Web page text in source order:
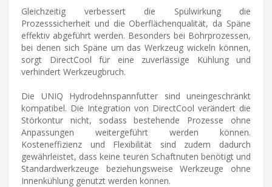
Gleichzeitig verbessert die Spülwirkung die
Prozesssicherheit und die Oberflächenqualität, da Späne
effektiv abgeführt werden. Besonders bei Bohrprozessen,
bei denen sich Späne um das Werkzeug wickeln können,
sorgt DirectCool für eine zuverlässige Kühlung und
verhindert Werkzeugbruch.
Die UNIQ Hydrodehnspannfutter sind uneingeschränkt
kompatibel. Die Integration von DirectCool verändert die
Störkontur nicht, sodass bestehende Prozesse ohne
Anpassungen weitergeführt werden können.
Kosteneffizienz und Flexibilität sind zudem dadurch
gewährleistet, dass keine teuren Schaftnuten benötigt und
Standardwerkzeuge beziehungsweise Werkzeuge ohne
Innenkühlung genutzt werden können.